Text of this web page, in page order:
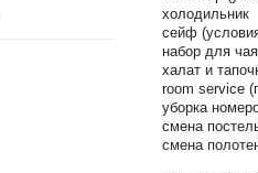
холодильник
сейф
набор для
халат и
room service
уборка
смена
смена